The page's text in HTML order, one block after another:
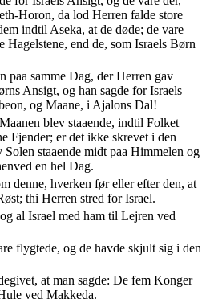
Horon, da lod Herren falde store
indtil Aseka, at de døde; de vare
Hagelstene, end de, som Israels Børn
paa samme Dag, der Herren gav
Ansigt, og han sagde for Israels
og Maane, i Ajalons Dal!
blev staaende, indtil Folket
Fjender; er det ikke skrevet i den
staaende midt paa Himmelen og
en hel Dag.
denne, hverken før eller efter den, at
thi Herren stred for Israel.
al Israel med ham til Lejren ved
flygtede, og de havde skjult sig i den
at man sagde: De fem Konger
ved Makkeda.